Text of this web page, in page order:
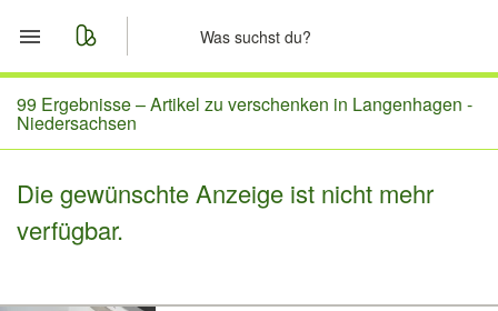
Start
Merkliste
Nachrichten
99 Ergebnisse –Artikel zu verschenken in Langenhagen -
Niedersachsen
Die gewünschte Anzeige ist nicht mehr
verfügbar.